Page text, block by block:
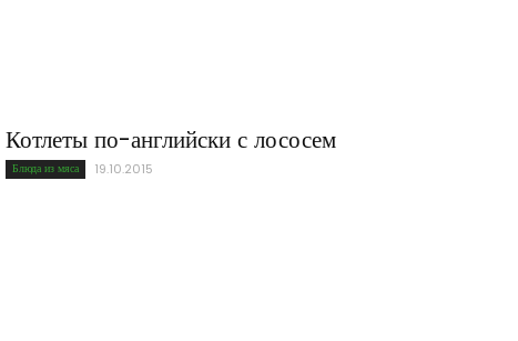
Котлеты по-английски с лососем
Блюда из мяса 19.10.2015